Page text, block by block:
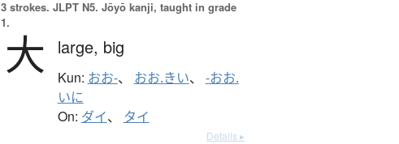
3 strokes. JLPT N5. Jōyō kanji, taught in grade
1.
大 large, big
Kun: おお-、 おお.きい、 -おお.
いに
On: ダイ、 タイ
Details ▸